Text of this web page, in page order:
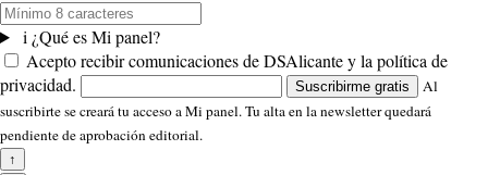
i ¿Qué es Mi panel?
Acepto recibir comunicaciones de DSAlicante y la política de
privacidad.
Suscribirme gratis
Al
suscribirte se creará tu acceso a Mi panel. Tu alta en la newsletter quedará
pendiente de aprobación editorial.
↑